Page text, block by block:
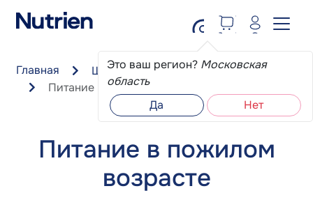
Это ваш регион? Московская
область
Да
Нет
Главная
Школа пациента
Питание в пожилом возрасте
Питание в пожилом
возрасте